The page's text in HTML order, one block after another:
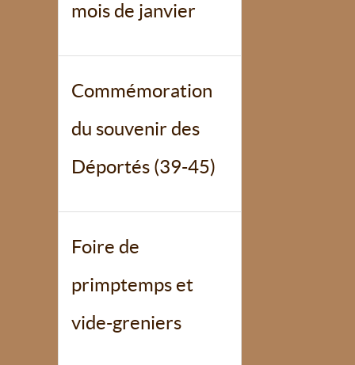
mois de janvier
Commémoration
du souvenir des
Déportés (39-45)
Foire de
primptemps et
vide-greniers